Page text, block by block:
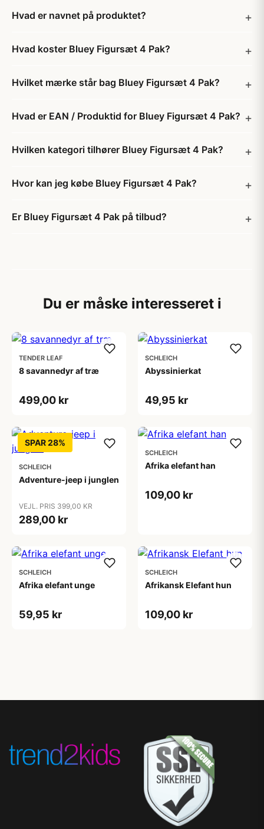
Hvad er navnet på produktet?
Hvad koster Bluey Figursæt 4 Pak?
Hvilket mærke står bag Bluey Figursæt 4 Pak?
Hvad er EAN / Produktid for Bluey Figursæt 4 Pak?
Hvilken kategori tilhører Bluey Figursæt 4 Pak?
Hvor kan jeg købe Bluey Figursæt 4 Pak?
Er Bluey Figursæt 4 Pak på tilbud?
Du er måske interesseret i
TENDER LEAF
8 savannedyr af træ
499,00 kr
SCHLEICH
Abyssinierkat
49,95 kr
SPAR 28%
SCHLEICH
Adventure-jeep i junglen
VEJL. PRIS 399,00 KR
289,00 kr
SCHLEICH
Afrika elefant han
109,00 kr
SCHLEICH
Afrika elefant unge
59,95 kr
SCHLEICH
Afrikansk Elefant hun
109,00 kr